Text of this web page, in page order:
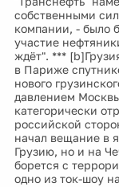
собственными
компании, - было
участие
ждёт". ***
в Париже
нового
давлением
категорически
российской
начал вещание в
Грузию, но и на
борется с
одно из ток-шоу